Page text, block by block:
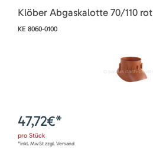
Klöber Abgaskalotte 70/110 rot
KE 8060-0100
47,72€*
pro Stück
*inkl. MwSt zzgl. Versand